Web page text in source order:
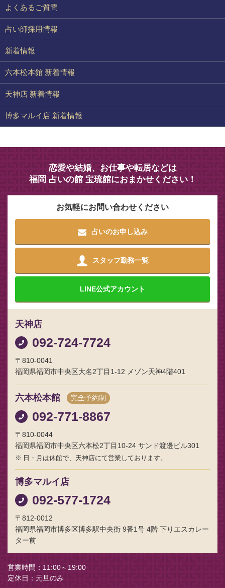
よくあるご質問
占い師採用情報
新着情報
六本松本館 新着情報
天神店 新着情報
博多マルイ店 新着情報
恋愛や結婚、お仕事や転居などは
福岡 占いの館 宝琉館におまかせください！
お気軽にお問い合わせください
占いのお申し込み
スタッフ勤務一覧
LINE公式アカウント
天神店
092-724-7724
〒810-0041
福岡県福岡市中央区大名2丁目1-12 メゾン天神4階401
六本松本館 完全予約制
092-771-8867
〒810-0044
福岡県福岡市中央区六本松2丁目10-24 サンド渡邊ビル301
日・月は休館で、天神店にて営業しております。
博多マルイ店
092-577-1724
〒812-0012
福岡県福岡市博多区博多駅中央街 9番1号 4階 下りエスカレー
ター前
営業時間
11:00～19:00
定休日
元旦のみ